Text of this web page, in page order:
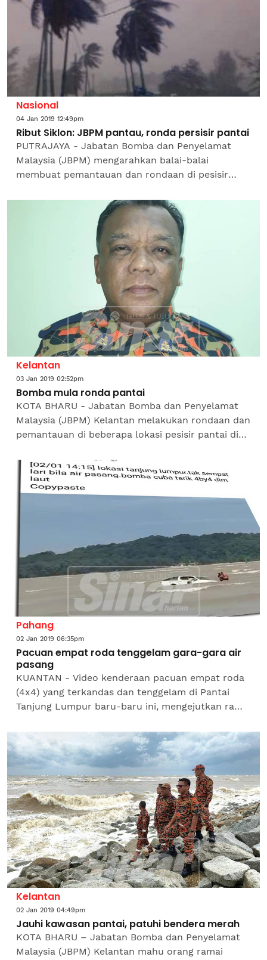
Nasional
04 Jan 2019 12:49pm
Ribut Siklon: JBPM pantau, ronda persisir pantai
PUTRAJAYA - Jabatan Bomba dan Penyelamat
Malaysia (JBPM) mengarahkan balai-balai
membuat pemantauan dan rondaan di pesisir
dan tindakan operasi...
Kelantan
03 Jan 2019 02:52pm
Bomba mula ronda pantai
KOTA BHARU - Jabatan Bomba dan Penyelamat
Malaysia (JBPM) Kelantan melakukan rondaan dan
pemantauan di beberapa lokasi pesisir pantai di
Bahagian...
Pahang
02 Jan 2019 06:35pm
Pacuan empat roda tenggelam gara-gara air
pasang
KUANTAN - Video kenderaan pacuan empat roda
(4x4) yang terkandas dan tenggelam di Pantai
Tanjung Lumpur baru-baru ini, mengejutkan ramai
Menerusi video...
Kelantan
02 Jan 2019 04:49pm
Jauhi kawasan pantai, patuhi bendera merah
KOTA BHARU – Jabatan Bomba dan Penyelamat
Malaysia (JBPM) Kelantan mahu orang ramai